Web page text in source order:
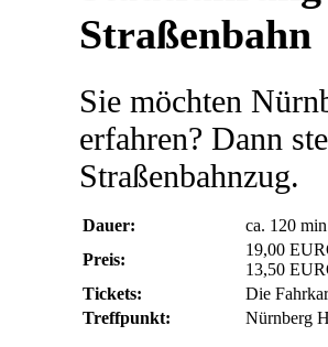
Straßenbahn
Sie möchten
erfahren? Dann
Straßenbahnzug.
Dauer:
ca. 120 min
Preis:
19,00
13,50
Tickets:
Die
Treffpunkt:
Nürnberg